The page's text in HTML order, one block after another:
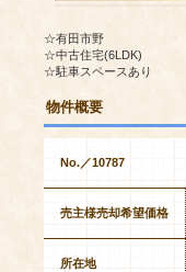
☆有田市野
☆中古住宅(6LDK)
☆駐車スペースあり
物件概要
No.／10787
売主様売却希望価格
所在地